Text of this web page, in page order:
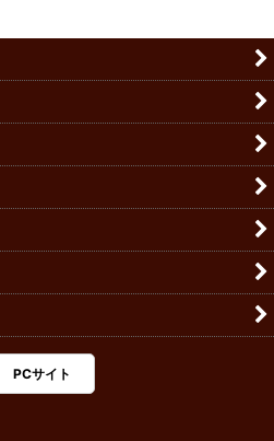
PCサイト